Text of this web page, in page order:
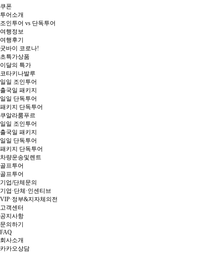
쿠폰
투어소개
조인투어 vs 단독투어
여행정보
여행후기
굿바이 코로나!
초특가상품
이달의 특가
코타키나발루
일일 조인투어
출국일 패키지
일일 단독투어
패키지 단독투어
쿠알라룸푸르
일일 조인투어
출국일 패키지
일일 단독투어
패키지 단독투어
차량운송및렌트
골프투어
골프투어
기업/단체문의
기업·단체·인센티브
VIP·정부&지자체의전
고객센터
공지사항
문의하기
FAQ
회사소개
카카오상담